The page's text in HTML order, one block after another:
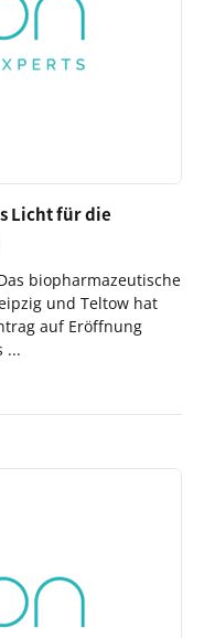
Licht für die
biopharmazeutische
und Teltow hat
auf Eröffnung
...